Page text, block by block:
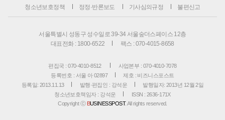
청소년보호정책 정정·반론보도 기사심의규정 불편신고
서울특별시 성동구 성수일로 39-34 서울숲더스페이스 12층
대표전화 : 1800-6522
팩스 : 070-4015-8658
편집국 : 070-4010-8512
사업본부 : 070-4010-7078
등록번호 : 서울 아 02897
제호 : 비즈니스포스트
등록일: 2013.11.13
발행·편집인 : 강석운
발행일자: 2013년 12월 2일
청소년보호책임자 : 강석운
ISSN : 2636-171X
Copyright ⓒ BUSINESSPOST. All rights reserved.